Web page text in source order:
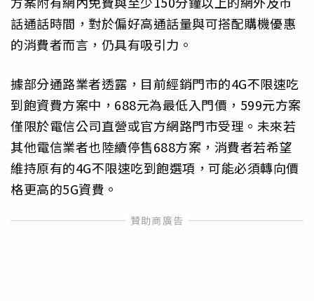
話通話時間，對於偏好高通話量與可搭配購機優惠
的消費者而言，仍具有吸引力。
據部分通路業者透露，目前經銷門市的4G不限速吃
到飽資費方案中，688元為最低入門價，599元方案
僅限於電信公司直營或官方網路門市受理。未來若
其他電信業者也陸續停售688方案，消費者若希望
維持原有的4G不限速吃到飽選項，可能必須轉向價
格更高的5G資費。